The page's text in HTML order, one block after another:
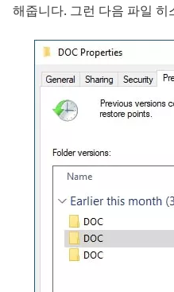
해줍니다. 그런 다음 파일